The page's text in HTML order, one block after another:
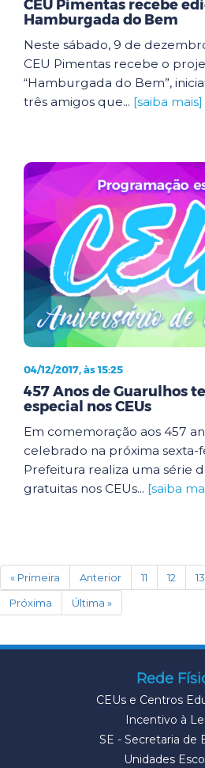
CEU Pimentas recebe
Hamburgada do Bem
Neste sábado, 9 de
CEU Pimentas recebe o
“Hamburgada do Bem”,
três amigos que... [saiba mais]
04/12/2017, às 15:25
457 Anos de Guarulhos
especial nos CEUs
Em comemoração aos 457
celebrado na próxima sexta-
Prefeitura realiza uma série
gratuitas nos CEUs... [saiba
« Primeira Anterior 11 12 13
Próxima
Última »
Rede
CEUs e Centros
Incentivo à
SE - Secretaria de
Unidades